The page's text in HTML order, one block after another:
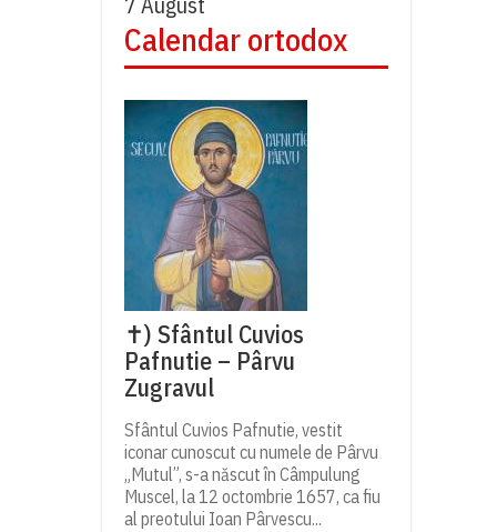
Calendar ortodox
✝) Sfântul Cuvios
Pafnutie – Pârvu
Zugravul
Sfântul Cuvios Pafnutie, vestit
iconar cunoscut cu numele de Pârvu
„Mutul”, s-a născut în Câmpulung
Muscel, la 12 octombrie 1657, ca fiu
al preotului Ioan Pârvescu...